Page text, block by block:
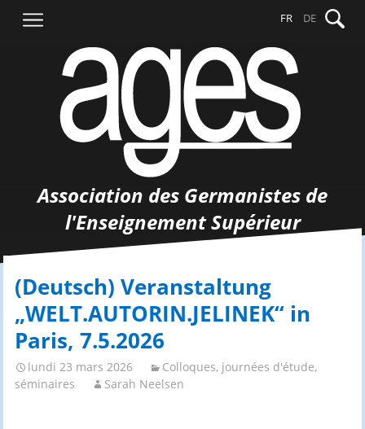
contenu
FR DE
Association des Germanistes de
l'Enseignement Supérieur
(Deutsch) Veranstaltung
„WELT.AUTORIN.JELINEK“ in
Paris, 7.5.2026
lundi 23 mars 2026
Colloques, journées d'étude,
séminaires
Sarah Neelsen